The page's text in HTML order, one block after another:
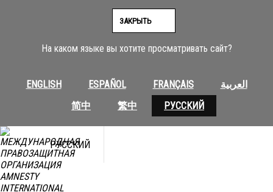
На каком языке вы хотите просматривать сайт?
ENGLISH ESPAÑOL FRANÇAIS
العربية
简中
繁中 РУССКИЙ
ЗАКРЫТЬ
РУССКИЙ